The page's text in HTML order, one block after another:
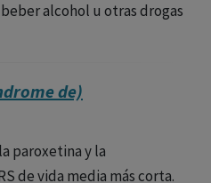
alcohol u otras drogas
de)
paroxetina y la
de vida media más corta.